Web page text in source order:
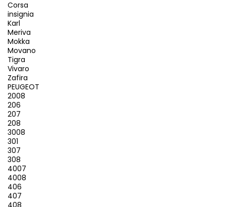
Corsa
insignia
Karl
Meriva
Mokka
Movano
Tigra
Vivaro
Zafira
PEUGEOT
2008
206
207
208
3008
301
307
308
4007
4008
406
407